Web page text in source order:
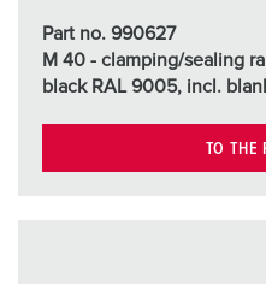
Part no. 990627
M 40 - clamping/sealing
black RAL 9005, incl.
TO THE